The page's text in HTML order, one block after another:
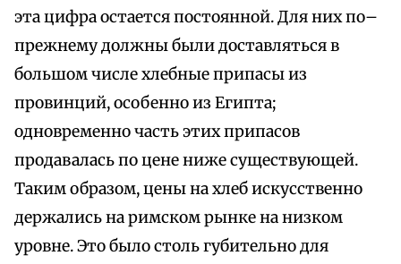
эта цифра остается постоянной. Для них по–
прежнему должны были доставляться в
большом числе хлебные припасы из
провинций, особенно из Египта;
одновременно часть этих припасов
продавалась по цене ниже существующей.
Таким образом, цены на хлеб искусственно
держались на римском рынке на низком
уровне. Это было столь губительно для